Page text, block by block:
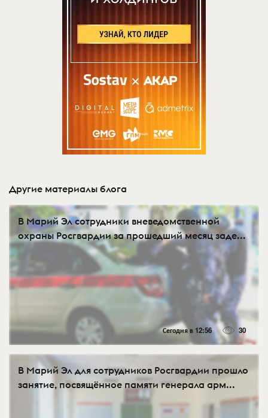
Другие материалы блога
В Марий Эл сотрудники вневедомственной
охраны Росгвардии за прошедший месяц заде...
Сегодня в 12:56 30
В Марий Эл для сотрудников Росгвардии прошло
занятие, посвящённое памяти генерала арм...